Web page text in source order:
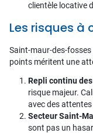
clientèle locative
Les risques à
Saint-maur-des-
points méritent une
Repli continu
risque majeur.
avec des
Secteur Saint-
sont pas un